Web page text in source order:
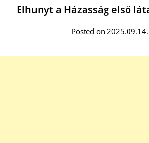
Elhunyt a Házasság első
Posted on 2025.09.14.